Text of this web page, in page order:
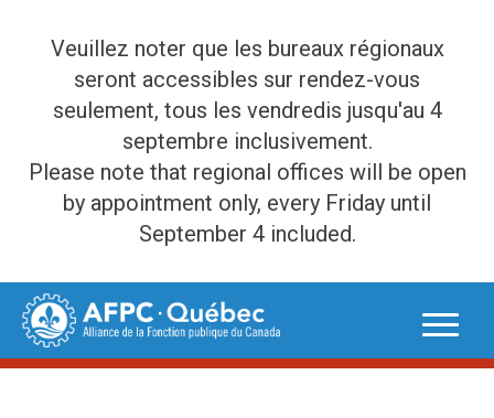
Veuillez noter que les bureaux régionaux
seront accessibles sur rendez-vous
seulement, tous les vendredis jusqu'au 4
septembre inclusivement.
Please note that regional offices will be open
by appointment only, every Friday until
September 4 included.
Skip
content